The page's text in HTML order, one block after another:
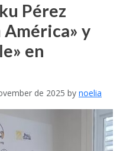
Pérez
América» y
en
de 2025 by noelia